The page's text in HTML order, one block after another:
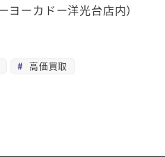
ーカドー洋光台店内）
高価買取